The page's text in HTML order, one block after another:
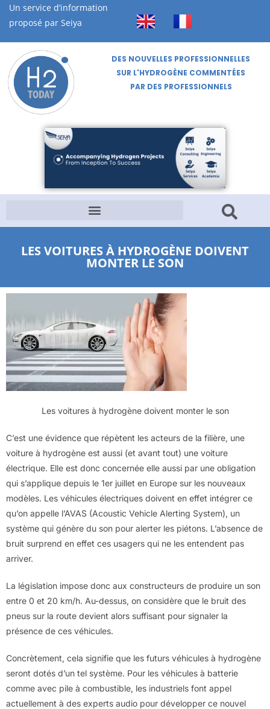
Un service d’information
proposé par Seiya
DES NOUVELLES PROFESSIONNELLES
SUR L'HYDROGÈNE COMMENTÉES
PAR DES PROFESSIONNELS
LES VOITURES À HYDROGÈNE DOIVENT
MONTER LE SON
Les voitures à hydrogène doivent monter le son
C’est une évidence que répètent les acteurs de la filière, une
voiture à hydrogène est aussi (et avant tout) une voiture
électrique. Elle est donc concernée elle aussi par une obligation
qui s’applique depuis le 1er juillet en Europe sur les nouveaux
modèles. Les véhicules électriques doivent en effet intégrer ce
qu’on appelle l’AVAS (Acoustic Vehicle Alerting System), un
système qui génère du son pour alerter les piétons. L’absence de
bruit surprend en effet ces usagers qui ne les entendent pas
arriver.
La législation impose donc aux constructeurs de produire un son
entre 0 et 20 km/h. Au-dessus, on considère que le bruit des
pneus sur la route devient alors suffisant pour signaler la
présence de ces véhicules.
Concrètement, cela signifie que les futurs véhicules à hydrogène
seront dotés d’un tel système. Pour les véhicules à batterie
comme avec pile à combustible, les industriels font appel
actuellement à des experts audio pour développer ce nouvel